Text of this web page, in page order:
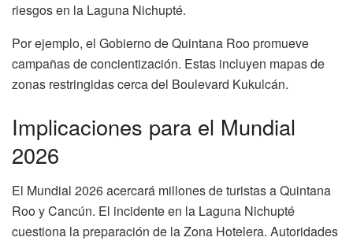
riesgos en la Laguna Nichupté.
Por ejemplo, el Gobierno de Quintana Roo promueve
campañas de concientización. Estas incluyen mapas de
zonas restringidas cerca del Boulevard Kukulcán.
Implicaciones para el Mundial
2026
El Mundial 2026 acercará millones de turistas a Quintana
Roo y Cancún. El incidente en la Laguna Nichupté
cuestiona la preparación de la Zona Hotelera. Autoridades